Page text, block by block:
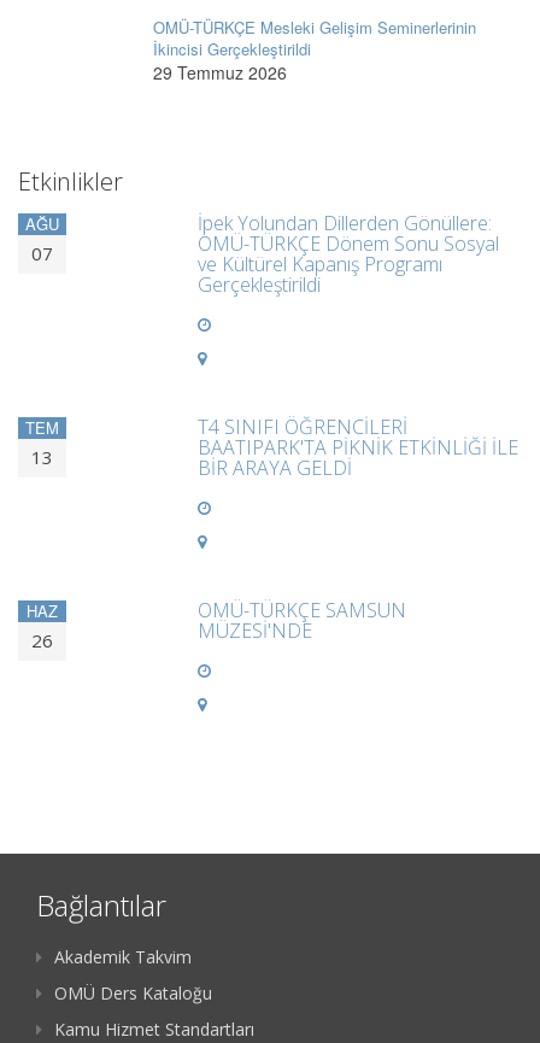
OMÜ-TÜRKÇE Mesleki Gelişim Seminerlerinin
İkincisi Gerçekleştirildi
29 Temmuz 2026
Etkinlikler
AĞU
07
İpek Yolundan Dillerden Gönüllere:
OMÜ-TÜRKÇE Dönem Sonu Sosyal
ve Kültürel Kapanış Programı
Gerçekleştirildi
TEM
13
T4 SINIFI ÖĞRENCİLERİ
BAATIPARK'TA PİKNİK ETKİNLİĞİ İLE
BİR ARAYA GELDİ
HAZ
26
OMÜ-TÜRKÇE SAMSUN
MÜZESİ'NDE
Bağlantılar
Akademik Takvim
OMÜ Ders Kataloğu
Kamu Hizmet Standartları